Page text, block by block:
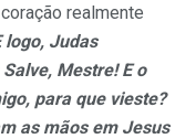
realmente
logo, Judas
Mestre! E o
para que vieste?
as mãos em Jesus